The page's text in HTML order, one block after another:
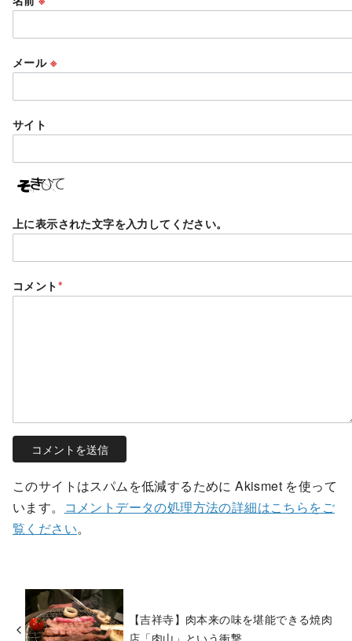
メール ※
サイト
上に表示された文字を入力してください。
コメント*
このサイトはスパムを低減するために Akismet を使って
います。
コメントデータの処理方法の詳細はこちらをご
覧ください。
【吉祥寺】肉本来の味を堪能できる焼肉
店「肉山」という衝撃